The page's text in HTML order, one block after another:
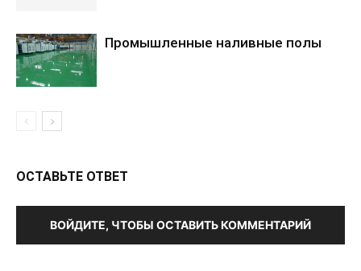
Промышленные наливные полы
ОСТАВЬТЕ ОТВЕТ
ВОЙДИТЕ, ЧТОБЫ ОСТАВИТЬ КОММЕНТАРИЙ